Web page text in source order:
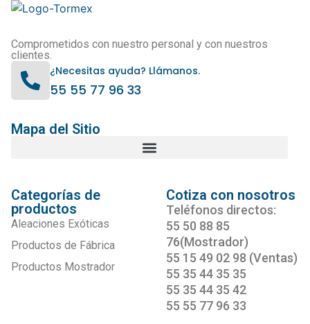
Comprometidos con nuestro personal y con nuestros
clientes.
¿Necesitas ayuda? Llámanos.
55 55 77 96 33
Mapa del Sitio
Categorías de
productos
Aleaciones Exóticas
Productos de Fábrica
Productos Mostrador
Cotiza con nosotros
Teléfonos directos:
55 50 88 85
76(Mostrador)
55 15 49 02 98 (Ventas)
55 35 44 35 35
55 35 44 35 42
55 55 77 96 33